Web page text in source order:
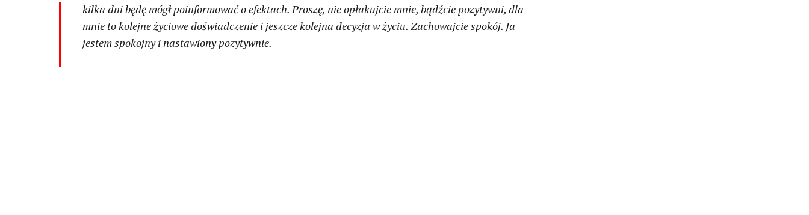
kilka dni będę mógł poinformować o efektach. Proszę, nie opłakujcie mnie, bądźcie pozytywni, dla
mnie to kolejne życiowe doświadczenie i jeszcze kolejna decyzja w życiu. Zachowajcie spokój. Ja
jestem spokojny i nastawiony pozytywnie.